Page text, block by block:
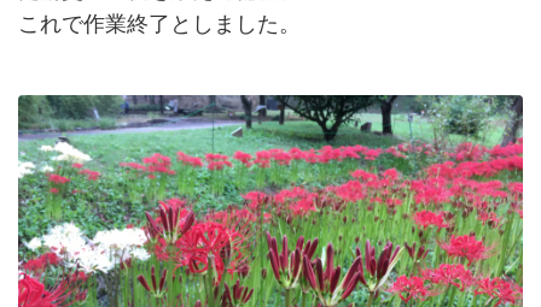
これで作業終了としました。